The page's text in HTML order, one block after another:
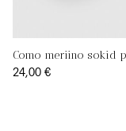
Como meriino sokid
24,00 €